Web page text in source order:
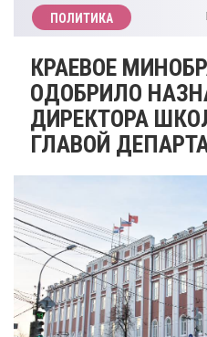
ПОЛИТИКА
​КРАЕВОЕ
ОДОБРИЛО
ДИРЕКТОРА
ГЛАВОЙ